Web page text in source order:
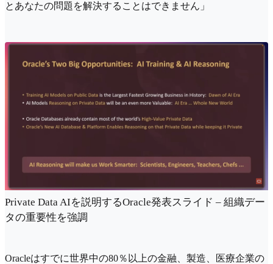
とあなたの問題を解決することはできません」
Private Data AIを説明するOracle発表スライド – 組織デー
タの重要性を強調
Oracleはすでに世界中の80％以上の金融、製造、医療企業の